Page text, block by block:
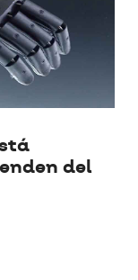
del